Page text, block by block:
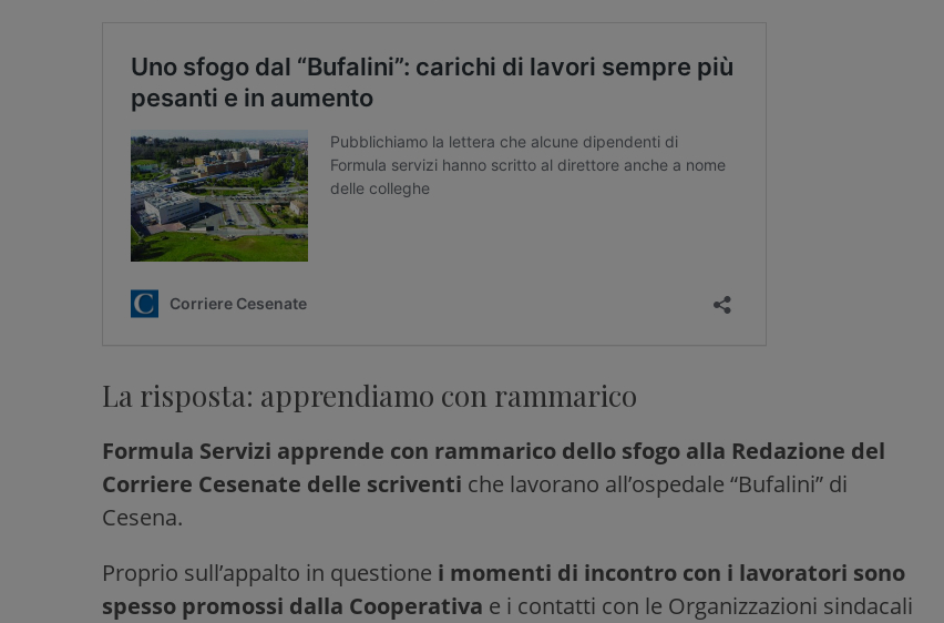
La risposta: apprendiamo con rammarico
Formula Servizi apprende con rammarico dello sfogo alla Redazione del
Corriere Cesenate delle scriventi che lavorano all’ospedale “Bufalini” di
Cesena.
Proprio sull’appalto in questione i momenti di incontro con i lavoratori sono
spesso promossi dalla Cooperativa e i contatti con le Organizzazioni sindacali